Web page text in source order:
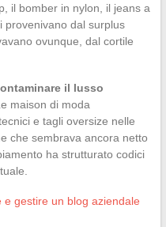
il bomber in nylon, il jeans a
provenivano dal surplus
ovunque, dal cortile
il lusso
maison di moda
e tagli oversize nelle
che sembrava ancora netto
ha strutturato codici
e gestire un blog aziendale